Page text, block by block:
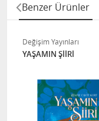
Benzer Ürünler
Değişim Yayınları
YAŞAMIN ŞİİRİ